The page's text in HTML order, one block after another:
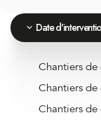
Date
Chantiers
Chantiers
Chantiers